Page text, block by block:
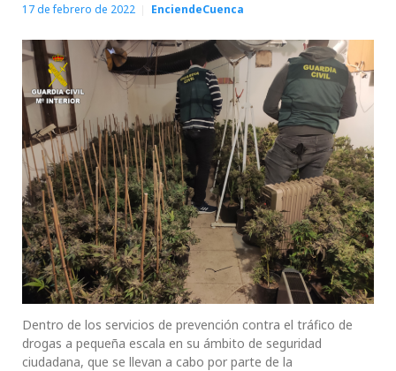
17 de febrero de 2022 EnciendeCuenca
Dentro de los servicios de prevención contra el tráfico de
drogas a pequeña escala en su ámbito de seguridad
ciudadana, que se llevan a cabo por parte de la